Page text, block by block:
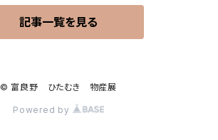
記事一覧を見る
© 富良野 ひたむき 物産展
Powered by